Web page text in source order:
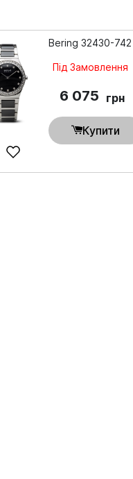
Bering 32430-742
Під Замовлення
6 075 грн
Купити